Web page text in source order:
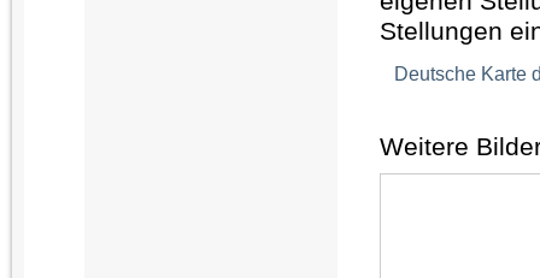
Stellungen
Deutsche Karte
Weitere